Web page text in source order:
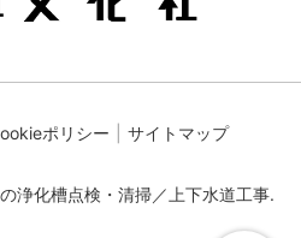
ポリシー サイトマップ
浄化槽点検・清掃／上下水道工事.